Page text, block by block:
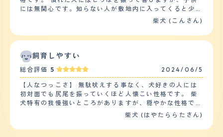
毛はすごい多いです。 ・カット：サロンでお尻の周りを
炎があります。アレルギーがある食べ物を食べないことで
あまり鳴きません。ご飯の準備をしているときに我慢でき
ないのか鳴きます。甘えた声で鳴くのでそれほど大きい声
ではないと思います。たまに寝ているときに近づいたり体
が触れるとびっくりして吠えたりすることがあります。
【総評】 ・この犬種の好きなところ、気にいっていると
ころ：体形のフォルム、顔、毛色見た目すべてが好き。単
純で不器用でちょっとどんくさい可愛いところがお気に入
ちゃんと大人しく寝ている。 【しつけやすさ】 おてやお
すわり、ふせ、待ては簡単に覚えたが、家のものや手を噛
みまくる。噛んだらすぐ檻に入れて、相手にしません、と
2回。朝は約1時間ぐらい散歩している。 【お手入れ】 毛
はよく抜ける。白の毛なので床は毛だらけになる。季節の
変わり目など、抜ける季節はかなり抜けて、コロコロが欠
かせない。シャンプーは月1回ほど自宅でしている。柴は
トリミングやカットがいらないので、コスパ的には、とて
も良いが、可愛すぎて素人のシャンプーは嫌だろうなと3
ヶ月に一回はペットサロンでのシャンプーに連れて行く。
ペットサロンでのシャンプーは気持ちよさそうにしてい
て、素人とは犬も感じ方が違うのだなと思った。 【鳴き
緒に飼っているオスは頻繁に吠える。かまって欲しい時や
には無関心です。知らない人が敷地内に入ってくると少し
吠えることがありますが無駄に吠えたりすることはありま
ないですが可愛がってくれるひとをわかっているので特定
トに対しても同じく好意的な相手にはいいのですが、それ
以外だど無関心といったら感じです。 【落ち着き】 とて
も落ち着いています。 子犬の頃は家族がいると喜んで、
大暴れすることもありましたが成犬になるにつれ落ち着き
ました。 散歩も落ち着いてできますし、散歩中に子供や
他の犬がいても興奮することなく穏やかにしています。
【しつけやすさ】 最低限必要なのはトイレと待てだと思
柴犬 (こんさん)
飼育しやすい
総合評価 5 2024/06/5
【人なつっこさ】 無駄吠えする事なく、犬好きの人には
初対面でも尻尾を振っていくほど人懐こい性格です。 柴
犬特有の我慢強いところがありますが、穏やかな性格で、
すが、ヘルメットや被り物を被っている人にはかなり警戒
柴犬 (はやたららたさん)